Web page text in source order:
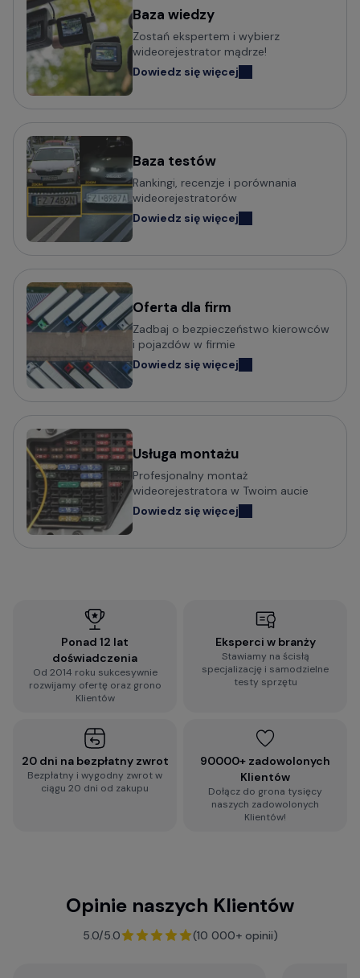
Mini kamery do samochodu - małe i dyskretne
Kamery samochodowe z obsługą komend głosowych
Wideorejestratory klasy Premium
Kamery samochodowe odczytujące tablice w nocy (z
Popularni producenci kamer
samochodowych
Wideorejestratory VIOFO
Wideorejestratory 70mai
Wideorejestratory FITCAMX
Wideorejestratory BlackVue
Wideorejestratory FineVu
Wideorejestratory MBG Line
Potrzebujesz porady w wyborze
wideorejestratora?
Sprawdź praktyczny poradnik o tym na co zwrócić
Wypełnij błyskawiczną ankietę i otrzymaj
spersonalizowaną rekomendację dopasowaną do
Twoich wymagań:
2-minutowa ankieta rekomendacji
wideorejestratora
Zobacz więcej porad dotyczących
wideorejestratorów, a także zestaw najczęściej
F.A.Q. - najczęściej zadawane pytania
Baza wiedzy
Zostań ekspertem i wybierz
wideorejestrator mądrze!
Dowiedz się więcej
Baza testów
Rankingi, recenzje i porównania
wideorejestratorów
Dowiedz się więcej
Oferta dla firm
Zadbaj o bezpieczeństwo kierowców
i pojazdów w firmie
Dowiedz się więcej
Usługa montażu
Profesjonalny montaż
wideorejestratora w Twoim aucie
Dowiedz się więcej
Ponad 12 lat
doświadczenia
Od 2014 roku sukcesywnie
rozwijamy ofertę oraz grono
Klientów
Eksperci w branży
Stawiamy na ścisłą
specjalizację i samodzielne
testy sprzętu
20 dni na bezpłatny zwrot
Bezpłatny i wygodny zwrot w
ciągu 20 dni od zakupu
90000+ zadowolonych
Klientów
Dołącz do grona tysięcy
naszych zadowolonych
Klientów!
Opinie naszych Klientów
5.0/5.0 (10 000+ opinii)